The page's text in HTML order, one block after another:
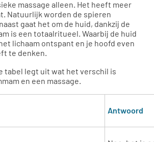
massage alleen. Het heeft meer
Natuurlijk worden de spieren
gaat het om de huid, dankzij de
is een totaalritueel. Waarbij de huid
lichaam ontspant en je hoofd even
te denken.
tabel legt uit wat het verschil is
en een massage.
Antwoord